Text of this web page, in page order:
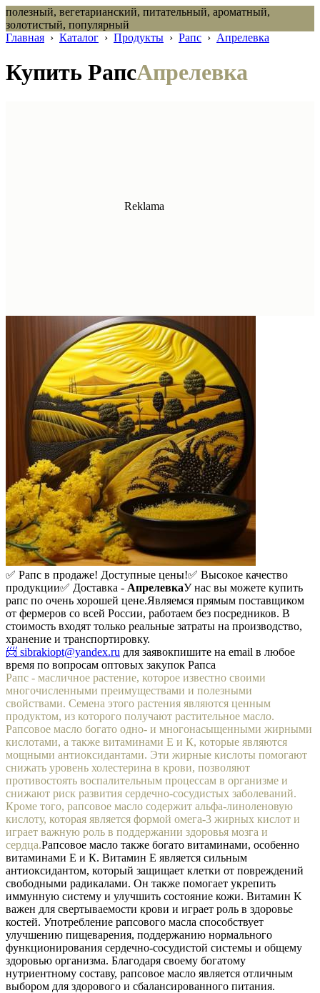
полезный, вегетарианский, питательный, ароматный,
золотистый, популярный
Главная › Каталог › Продукты › Рапс › Апрелевка
Купить РапсАпрелевка
✅ Рапс в продаже! Доступные цены!✅ Высокое качество
продукции✅ Доставка - АпрелевкаУ нас вы можете купить
рапс по очень хорошей цене.Являемся прямым поставщиком
от фермеров со всей России, работаем без посредников. В
стоимость входят только реальные затраты на производство,
хранение и транспортировку.
📨 sibrakiopt@yandex.ru для заявокпишите на email в любое
время по вопросам оптовых закупок Рапса
Рапс - масличное растение, которое известно своими
многочисленными преимуществами и полезными
свойствами. Семена этого растения являются ценным
продуктом, из которого получают растительное масло.
Рапсовое масло богато одно- и многонасыщенными жирными
кислотами, а также витаминами Е и К, которые являются
мощными антиоксидантами. Эти жирные кислоты помогают
снижать уровень холестерина в крови, позволяют
противостоять воспалительным процессам в организме и
снижают риск развития сердечно-сосудистых заболеваний.
Кроме того, рапсовое масло содержит альфа-линоленовую
кислоту, которая является формой омега-3 жирных кислот и
играет важную роль в поддержании здоровья мозга и
сердца.Рапсовое масло также богато витаминами, особенно
витаминами Е и К. Витамин Е является сильным
антиоксидантом, который защищает клетки от повреждений
свободными радикалами. Он также помогает укрепить
иммунную систему и улучшить состояние кожи. Витамин K
важен для свертываемости крови и играет роль в здоровье
костей. Употребление рапсового масла способствует
улучшению пищеварения, поддержанию нормального
функционирования сердечно-сосудистой системы и общему
здоровью организма. Благодаря своему богатому
нутриентному составу, рапсовое масло является отличным
выбором для здорового и сбалансированного питания.